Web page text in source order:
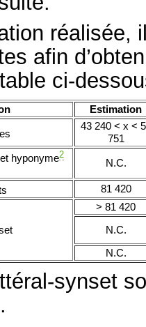
réalisée,
afin
ci-
Estimation
43 240 < x <
751
hyponyme2
N.C.
81 420
> 81 420
N.C.
N.C.
synset